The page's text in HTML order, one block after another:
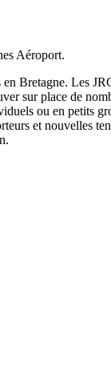
Aéroport.
Bretagne. Les
sur place de
ou en petits
et nouvelles